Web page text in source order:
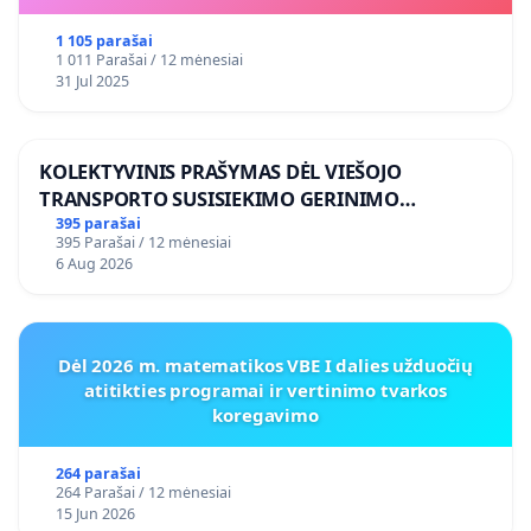
space) shall not exide an avarage of 1,0 % (by volume).
kad kaukės turi būti gaminamos taip, kad jas dėvint
konsentracija nebūtų didesnė nei apie 1,0 %.
Kauno klinikos siunčia žinią medicininių kaukių
koronaviruso jos
neapsaugohttps://www.lrt.lt/naujienos/lietuvoje/
Informaciniai
Nereikia Kaukiu Sveikatos Ministras Aurelijus
1 105 parašai
1 011 Parašai / 12 mėnesiai
31 Jul 2025
KOLEKTYVINIS PRAŠYMAS DĖL VIEŠOJO
TRANSPORTO SUSISIEKIMO GERINIMO
VOSYLIUKŲ KAIME
395 parašai
395 Parašai / 12 mėnesiai
6 Aug 2026
Dėl 2026 m. matematikos VBE I dalies užduočių
atitikties programai ir vertinimo tvarkos
koregavimo
264 parašai
264 Parašai / 12 mėnesiai
15 Jun 2026